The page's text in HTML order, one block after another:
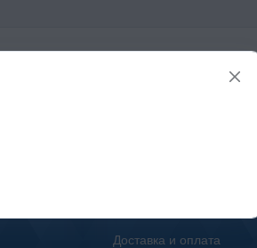
Доставка и оплата